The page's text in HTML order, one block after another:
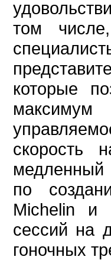
том
которые
максимум
скорость
медленный
по
Michelin и
сессий на
гоночных